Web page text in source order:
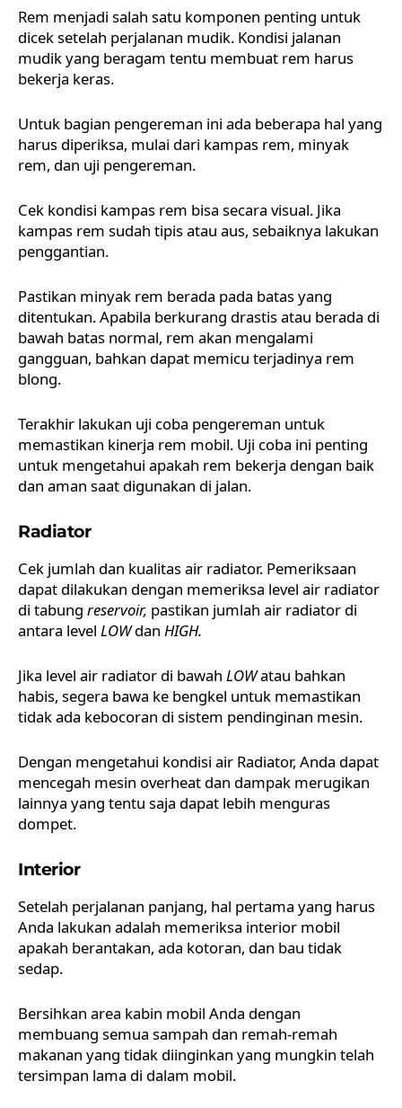
Rem menjadi salah satu komponen penting untuk
dicek setelah perjalanan mudik. Kondisi jalanan
mudik yang beragam tentu membuat rem harus
bekerja keras.
Untuk bagian pengereman ini ada beberapa hal yang
harus diperiksa, mulai dari kampas rem, minyak
rem, dan uji pengereman.
Cek kondisi kampas rem bisa secara visual. Jika
kampas rem sudah tipis atau aus, sebaiknya lakukan
penggantian.
Pastikan minyak rem berada pada batas yang
ditentukan. Apabila berkurang drastis atau berada di
bawah batas normal, rem akan mengalami
gangguan, bahkan dapat memicu terjadinya rem
blong.
Terakhir lakukan uji coba pengereman untuk
memastikan kinerja rem mobil. Uji coba ini penting
untuk mengetahui apakah rem bekerja dengan baik
dan aman saat digunakan di jalan.
Radiator
Cek jumlah dan kualitas air radiator. Pemeriksaan
dapat dilakukan dengan memeriksa level air radiator
di tabung reservoir, pastikan jumlah air radiator di
antara level LOWdan HIGH.
Jika level air radiator di bawah LOWatau bahkan
habis, segera bawa ke bengkel untuk memastikan
tidak ada kebocoran di sistem pendinginan mesin.
Dengan mengetahui kondisi air Radiator, Anda dapat
mencegah mesin overheat dan dampak merugikan
lainnya yang tentu saja dapat lebih menguras
dompet.
Interior
Setelah perjalanan panjang, hal pertama yang harus
Anda lakukan adalah memeriksa interior mobil
apakah berantakan, ada kotoran, dan bau tidak
sedap.
Bersihkan area kabin mobil Anda dengan
membuang semua sampah dan remah-remah
makanan yang tidak diinginkan yang mungkin telah
tersimpan lama di dalam mobil.